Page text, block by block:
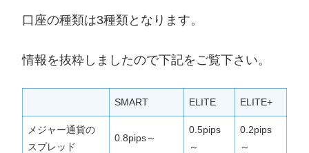
口座の種類は3種類となります。
情報を抜粋しましたので下記をご覧下さい。
SMART ELITE ELITE+
メジャー通貨の
スプレッド
0.8pips～
0.5pips
～
0.2pips
～